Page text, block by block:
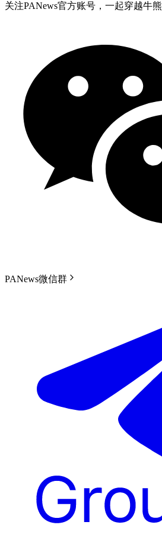
关注PANews官方账号，一起穿越牛熊
PANews微信群